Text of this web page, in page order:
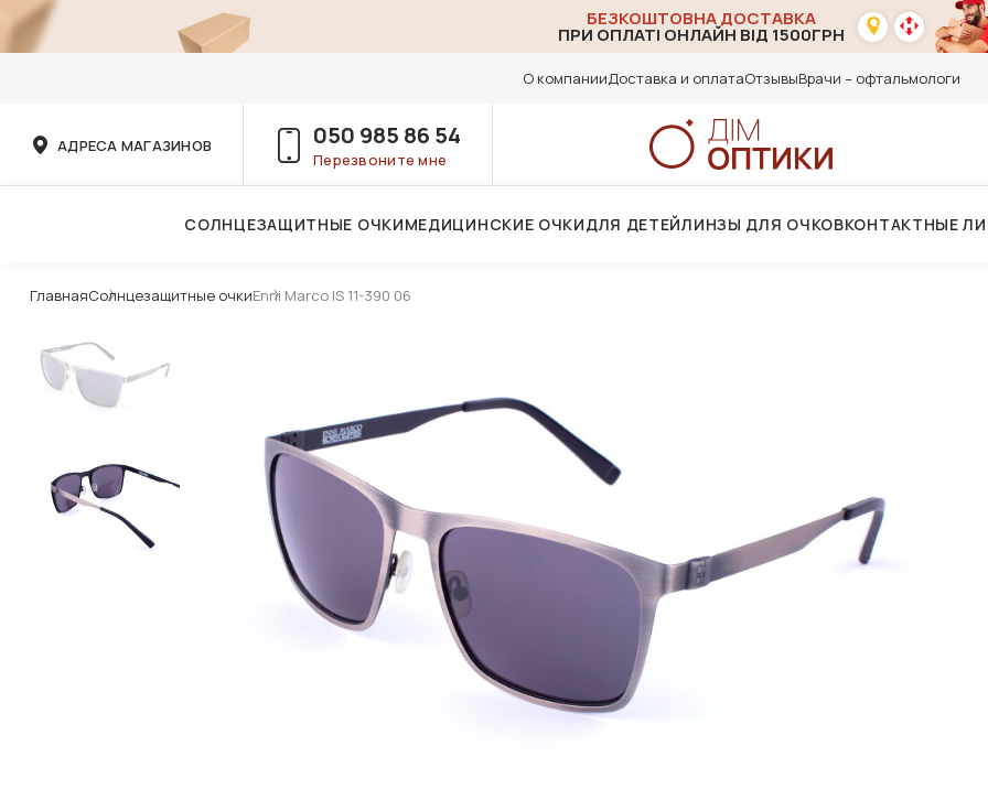
БЕЗКОШТОВНА ДОСТАВКА
ПРИ ОПЛАТІ ОНЛАЙН ВІД 1500ГРН
О компанииДоставка и оплатаОтзывыВрачи – офтальмологи
АДРЕСА МАГАЗИНОВ 050 985 86 54
Перезвоните мне
СОЛНЦЕЗАЩИТНЫЕ ОЧКИМЕДИЦИНСКИЕ ОЧКИДЛЯ ДЕТЕЙЛИНЗЫ ДЛЯ ОЧКОВКОНТАКТНЫЕ
ГлавнаяСолнцезащитные очкиEnni Marco IS 11-390 06